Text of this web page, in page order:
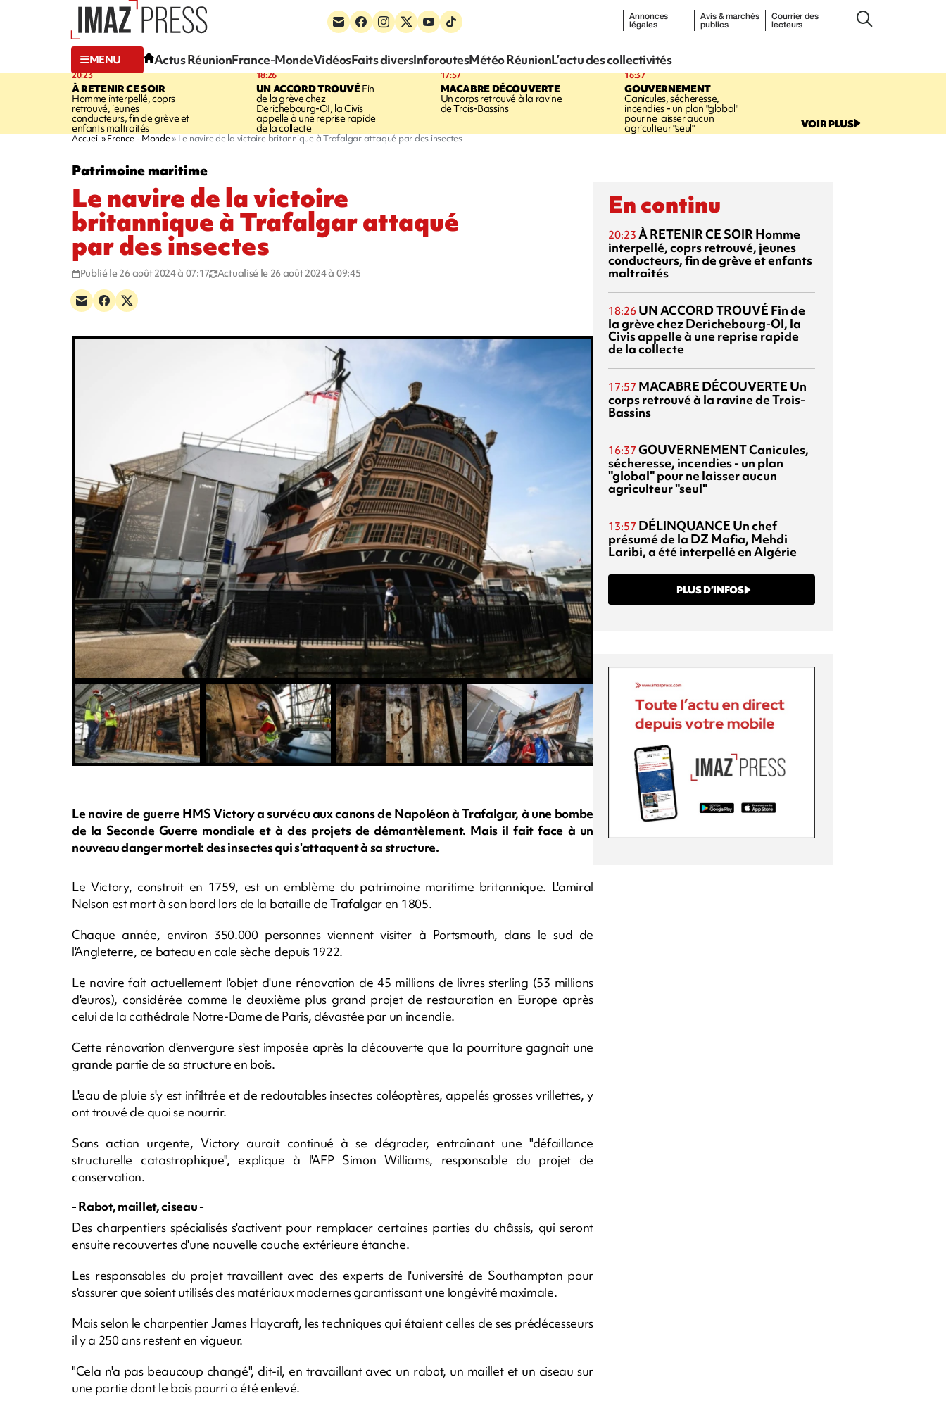
Annonces
légales
Avis & marchés
publics
Courrier des
lecteurs
MENU Actus RéunionFrance-MondeVidéosFaits diversInforoutesMétéo RéunionL’actu des collectivités
20:23
À RETENIR CE SOIR
Homme interpellé, coprs
retrouvé, jeunes
conducteurs, fin de grève et
enfants maltraités
18:26
UN ACCORD TROUVÉFin
de la grève chez
Derichebourg-OI, la Civis
appelle à une reprise rapide
de la collecte
17:57
MACABRE DÉCOUVERTE
Un corps retrouvé à la ravine
de Trois-Bassins
16:37
GOUVERNEMENT
Canicules, sécheresse,
incendies - un plan "global"
pour ne laisser aucun
agriculteur "seul" VOIR PLUS
Accueil France - Monde Le navire de la victoire britannique à Trafalgar attaqué par des insectes
Patrimoine maritime
Le navire de la victoire
britannique à Trafalgar attaqué
par des insectes
Publié le 26 août 2024 à 07:17 Actualisé le 26 août 2024 à 09:45
Le navire de guerre HMS Victory a survécu aux canons de Napoléon à Trafalgar, à une bombe
de la Seconde Guerre mondiale et à des projets de démantèlement. Mais il fait face à un
nouveau danger mortel: des insectes qui s'attaquent à sa structure.
Le Victory, construit en 1759, est un emblème du patrimoine maritime britannique. L'amiral
Nelson est mort à son bord lors de la bataille de Trafalgar en 1805.
Chaque année, environ 350.000 personnes viennent visiter à Portsmouth, dans le sud de
l'Angleterre, ce bateau en cale sèche depuis 1922.
Le navire fait actuellement l'objet d'une rénovation de 45 millions de livres sterling (53 millions
d'euros), considérée comme le deuxième plus grand projet de restauration en Europe après
celui de la cathédrale Notre-Dame de Paris, dévastée par un incendie.
Cette rénovation d'envergure s'est imposée après la découverte que la pourriture gagnait une
grande partie de sa structure en bois.
L'eau de pluie s'y est infiltrée et de redoutables insectes coléoptères, appelés grosses vrillettes, y
ont trouvé de quoi se nourrir.
Sans action urgente, Victory aurait continué à se dégrader, entraînant une "défaillance
structurelle catastrophique", explique à l'AFP Simon Williams, responsable du projet de
conservation.
- Rabot, maillet, ciseau -
Des charpentiers spécialisés s'activent pour remplacer certaines parties du châssis, qui seront
ensuite recouvertes d'une nouvelle couche extérieure étanche.
Les responsables du projet travaillent avec des experts de l'université de Southampton pour
s'assurer que soient utilisés des matériaux modernes garantissant une longévité maximale.
Mais selon le charpentier James Haycraft, les techniques qui étaient celles de ses prédécesseurs
il y a 250 ans restent en vigueur.
"Cela n'a pas beaucoup changé", dit-il, en travaillant avec un rabot, un maillet et un ciseau sur
une partie dont le bois pourri a été enlevé.
En continu
20:23 À RETENIR CE SOIR Homme
interpellé, coprs retrouvé, jeunes
conducteurs, fin de grève et enfants
maltraités
18:26 UN ACCORD TROUVÉ Fin de
la grève chez Derichebourg-OI, la
Civis appelle à une reprise rapide
de la collecte
17:57 MACABRE DÉCOUVERTE Un
corps retrouvé à la ravine de Trois-
Bassins
16:37 GOUVERNEMENTCanicules,
sécheresse, incendies - un plan
"global" pour ne laisser aucun
agriculteur "seul"
13:57 DÉLINQUANCE Un chef
présumé de la DZ Mafia, Mehdi
Laribi, a été interpellé en Algérie
PLUS D’INFOS